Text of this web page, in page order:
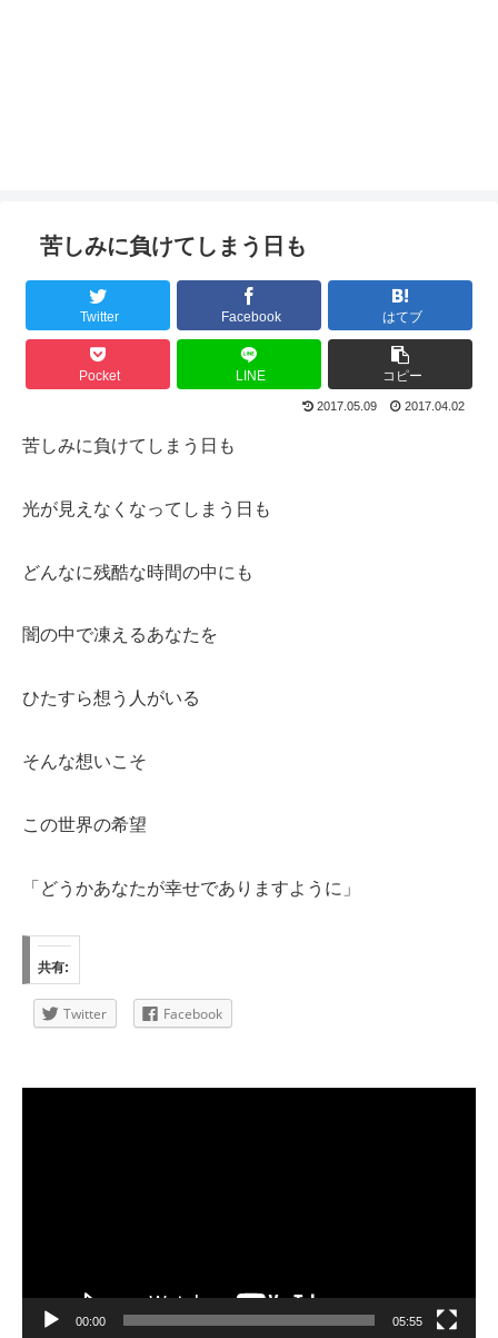
苦しみに負けてしまう日も
Twitter Facebook はてブ
Pocket LINE コピー
2017.05.09 2017.04.02
苦しみに負けてしまう日も
光が見えなくなってしまう日も
どんなに残酷な時間の中にも
闇の中で凍えるあなたを
ひたすら想う人がいる
そんな想いこそ
この世界の希望
「どうかあなたが幸せでありますように」
共有:
Twitter Facebook
00:00 05:55